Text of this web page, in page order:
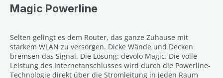
Magic Powerline
Selten gelingt es dem Router, das ganze Zuhause mit
starkem WLAN zu versorgen. Dicke Wände und Decken
bremsen das Signal. Die Lösung: devolo Magic. Die volle
Leistung des Internetanschlusses wird durch die Powerline-
Technologie direkt über die Stromleitung in jeden Raum